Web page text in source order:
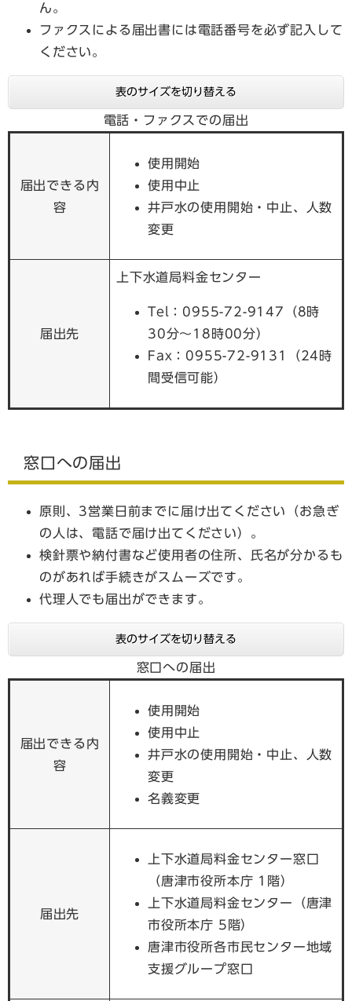
ん。
ファクスによる届出書には電話番号を必ず記入して
ください。
表のサイズを切り替える
電話・ファクスでの届出
届出できる内
容
使用開始
使用中止
井戸水の使用開始・中止、人数
変更
届出先
上下水道局料金センター
Tel：0955-72-9147（8時
30分～18時00分）
Fax：0955-72-9131（24時
間受信可能）
窓口への届出
原則、3営業日前までに届け出てください（お急ぎ
の人は、電話で届け出てください）。
検針票や納付書など使用者の住所、氏名が分かるも
のがあれば手続きがスムーズです。
代理人でも届出ができます。
表のサイズを切り替える
窓口への届出
届出できる内
容
使用開始
使用中止
井戸水の使用開始・中止、人数
変更
名義変更
届出先
上下水道局料金センター窓口
（唐津市役所本庁 1階）
上下水道局料金センター（唐津
市役所本庁 5階）
唐津市役所各市民センター地域
支援グループ窓口